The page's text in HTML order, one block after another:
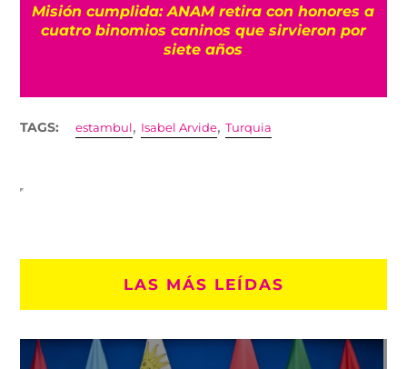
Misión cumplida: ANAM retira con honores a
cuatro binomios caninos que sirvieron por
siete años
TAGS: estambul , Isabel Arvide,Turquia
LAS MÁS LEÍDAS